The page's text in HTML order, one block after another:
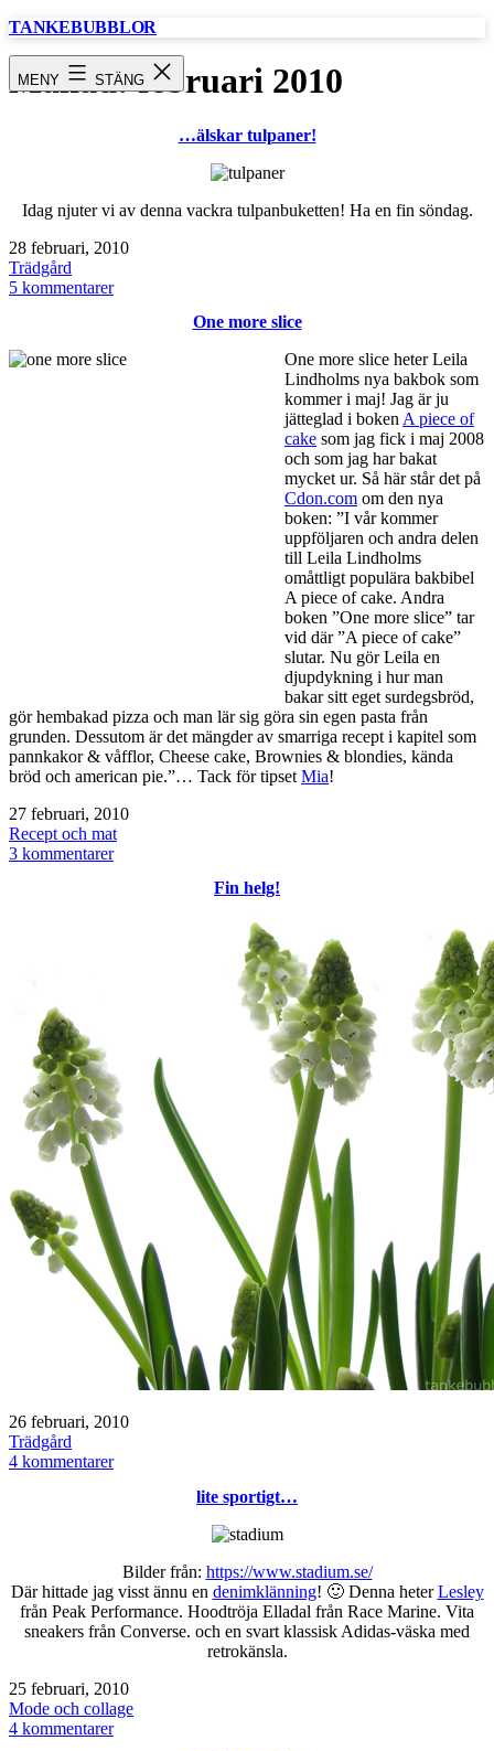
Hoppa
TANKEBUBBLOR
MENY STÄNG
Månad: februari 2010
…älskar tulpaner!
Idag njuter vi av denna vackra tulpanbuketten! Ha en fin söndag.
Publicerat
den
28 februari, 2010
Kategoriserat
som
Trädgård
5 kommentarertill
One more slice
One more slice heter Leila
Lindholms nya bakbok som
kommer i maj! Jag är ju
jätteglad i boken A piece of
cake som jag fick i maj 2008
och som jag har bakat
mycket ur. Så här står det på
Cdon.com om den nya
boken: ”I vår kommer
uppföljaren och andra delen
till Leila Lindholms
omåttligt populära bakbibel
A piece of cake. Andra
boken ”One more slice” tar
vid där ”A piece of cake”
slutar. Nu gör Leila en
djupdykning i hur man
bakar sitt eget surdegsbröd,
gör hembakad pizza och man lär sig göra sin egen pasta från
grunden. Dessutom är det mängder av smarriga recept i kapitel som
pannkakor & våfflor, Cheese cake, Brownies & blondies, kända
bröd och american pie.”… Tack för tipset Mia!
Publicerat
den
27 februari, 2010
Kategoriserat
som
Recept och mat
3 kommentarertill
Fin helg!
Publicerat
den
26 februari, 2010
Kategoriserat
som
Trädgård
4 kommentarertill
lite sportigt…
Bilder från: https://www.stadium.se/
Där hittade jag visst ännu en denimklänning! 🙂 Denna heterLesley
från Peak Performance. Hoodtröja Elladal från Race Marine. Vita
sneakers från Converse. och en svart klassisk Adidas-väska med
retrokänsla.
Publicerat
den
25 februari, 2010
Kategoriserat
som
Mode och collage
4 kommentarertill